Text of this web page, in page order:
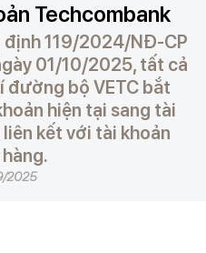
Techcombank
định 119/2024/NĐ-CP
01/10/2025, tất cả
đường bộ VETC bắt
hiện tại sang tài
kết với tài khoản
2025